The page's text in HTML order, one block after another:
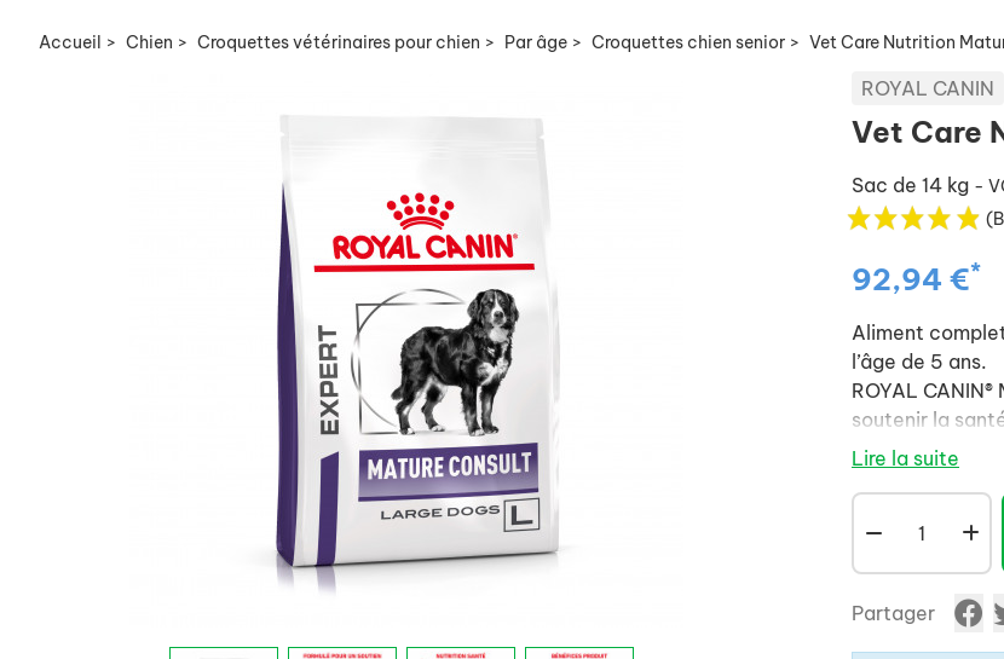
Accueil > Chien > Croquettes vétérinaires pour chien > Par âge > Croquettes chien senior > Vet Care Nutrition
ROYAL CANIN
Vet Care
Sac de 14 kg -
92,94 €*
Aliment
l’âge de 5 ans.
ROYAL
soutenir la
L’âge peut
nutriments
chiens.
Une formule
musculaire avec
Formulé pour
Comme tous
Lire la suite
Partager